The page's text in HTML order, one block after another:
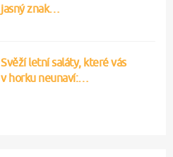
jasný znak…
Svěží letní saláty, které vás
v horku neunaví:…